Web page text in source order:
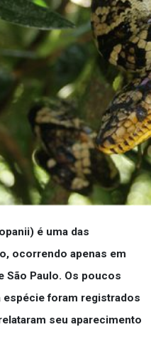
é uma das
ocorrendo apenas em
São Paulo. Os poucos
foram registrados
seu aparecimento